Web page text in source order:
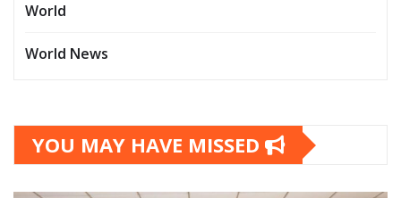
World
World News
YOU MAY HAVE MISSED